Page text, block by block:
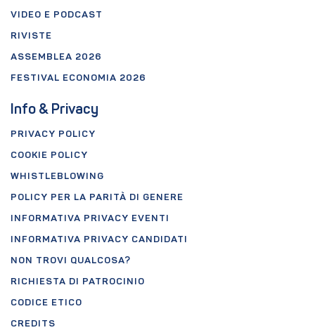
VIDEO E PODCAST
RIVISTE
ASSEMBLEA 2026
FESTIVAL ECONOMIA 2026
Info & Privacy
PRIVACY POLICY
COOKIE POLICY
WHISTLEBLOWING
POLICY PER LA PARITÀ DI GENERE
INFORMATIVA PRIVACY EVENTI
INFORMATIVA PRIVACY CANDIDATI
NON TROVI QUALCOSA?
RICHIESTA DI PATROCINIO
CODICE ETICO
CREDITS